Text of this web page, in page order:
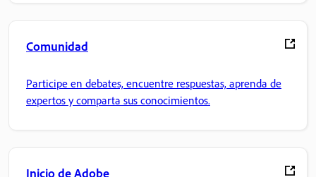
Comunidad
Participe en debates, encuentre respuestas, aprenda de
expertos y comparta sus conocimientos.
Inicio de Adobe